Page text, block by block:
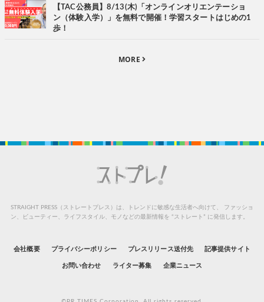
【TAC公務員】8/13(木)「オンラインオリエンテーショ
ン（体験入学）」を無料で開催！学習スタートはじめの1
歩！
MORE
STRAIGHT PRESS（ストレートプレス）は、トレンドに敏感な生活者へ向けて、
ファッショ
ン、ビューティー、ライフスタイル、モノなどの最新情報を “ストレート” に発信します。
会社概要 プライバシーポリシー プレスリリース送付先 記事提供サイト
お問い合わせ ライター募集 企業ニュース